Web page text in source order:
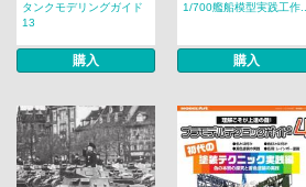
タンクモデリングガイド
13
購入
1/700艦船模型実践工作...
購入